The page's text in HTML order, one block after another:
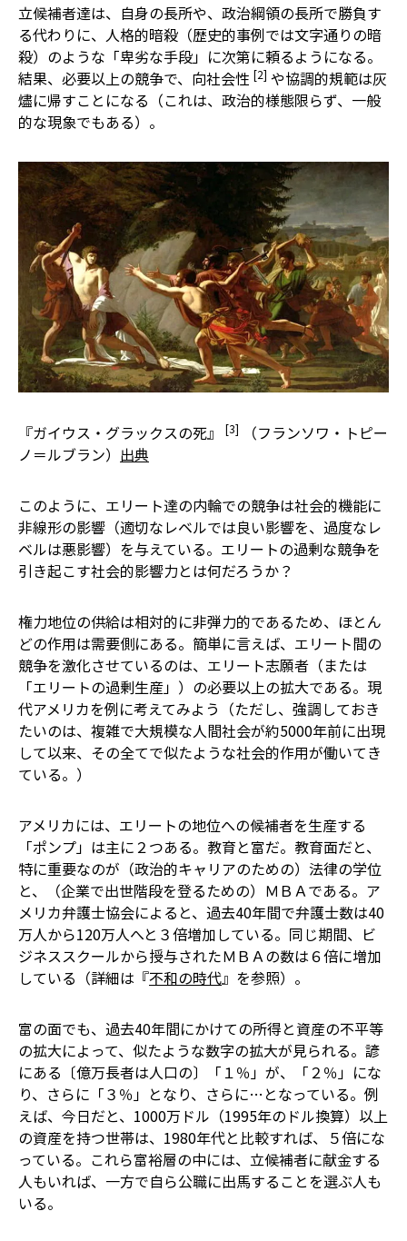
立候補者達は、自身の長所や、政治綱領の長所で勝負す
る代わりに、人格的暗殺（歴史的事例では文字通りの暗
殺）のような「卑劣な手段」に次第に頼るようになる。
結果、必要以上の競争で、向社会性 [2] や協調的規範は灰
燼に帰すことになる（これは、政治的様態限らず、一般
的な現象でもある）。
『ガイウス・グラックスの死』 [3]
（フランソワ・トピー
ノ＝ルブラン） 出典
このように、エリート達の内輪での競争は社会的機能に
非線形の影響（適切なレベルでは良い影響を、過度なレ
ベルは悪影響）を与えている。エリートの過剰な競争を
引き起こす社会的影響力とは何だろうか？
権力地位の供給は相対的に非弾力的であるため、ほとん
どの作用は需要側にある。簡単に言えば、エリート間の
競争を激化させているのは、エリート志願者（または
「エリートの過剰生産」）の必要以上の拡大である。現
代アメリカを例に考えてみよう（ただし、強調しておき
たいのは、複雑で大規模な人間社会が約5000年前に出現
して以来、その全てで似たような社会的作用が働いてき
ている。）
アメリカには、エリートの地位への候補者を生産する
「ポンプ」は主に２つある。教育と富だ。教育面だと、
特に重要なのが（政治的キャリアのための）法律の学位
と、（企業で出世階段を登るための）ＭＢＡである。ア
メリカ弁護士協会によると、過去40年間で弁護士数は40
万人から120万人へと３倍増加している。同じ期間、ビ
ジネススクールから授与されたＭＢＡの数は６倍に増加
している（詳細は『不和の時代』を参照）。
富の面でも、過去40年間にかけての所得と資産の不平等
の拡大によって、似たような数字の拡大が見られる。諺
にある〔億万長者は人口の〕「１％」が、「２％」にな
り、さらに「３％」となり、さらに…となっている。例
えば、今日だと、1000万ドル（1995年のドル換算）以上
の資産を持つ世帯は、1980年代と比較すれば、５倍にな
っている。これら富裕層の中には、立候補者に献金する
人もいれば、一方で自ら公職に出馬することを選ぶ人も
いる。